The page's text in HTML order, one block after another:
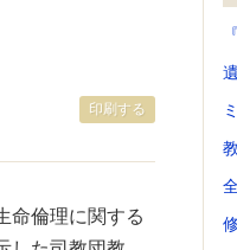
印刷する
命倫理に関する
遺